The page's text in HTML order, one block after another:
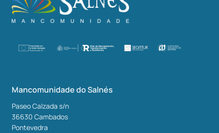
Mancomunidade do Salnés
Paseo Calzada s/n
36630 Cambados
Pontevedra